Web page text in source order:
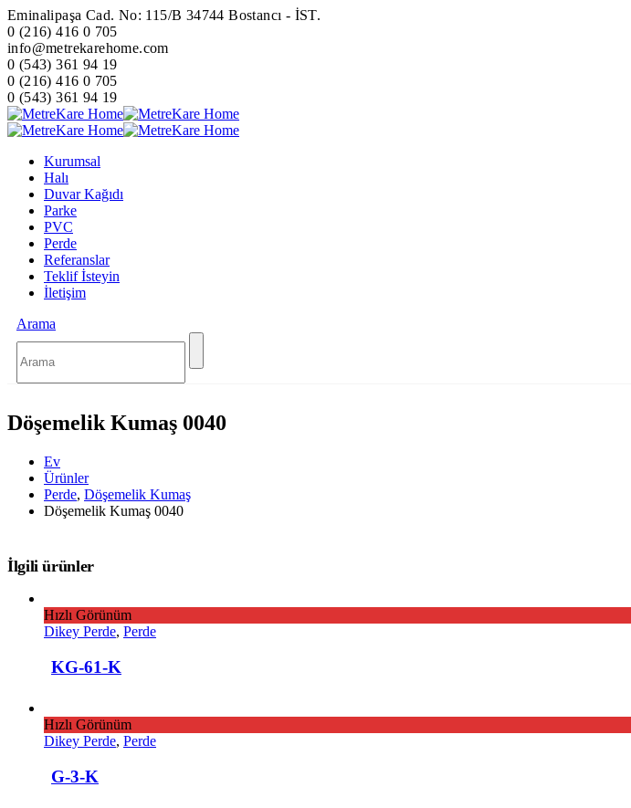
Eminalipaşa Cad. No: 115/B 34744 Bostancı - İST.
0 (216) 416 0 705
info@metrekarehome.com
0 (543) 361 94 19
0 (216) 416 0 705
0 (543) 361 94 19
Kurumsal
Halı
Duvar Kağıdı
Parke
PVC
Perde
Referanslar
Teklif İsteyin
İletişim
Arama
Döşemelik Kumaş 0040
Ev
Ürünler
Perde, Döşemelik Kumaş
Döşemelik Kumaş 0040
İlgili ürünler
Hızlı Görünüm
Dikey Perde, Perde
KG-61-K
Hızlı Görünüm
Dikey Perde, Perde
G-3-K